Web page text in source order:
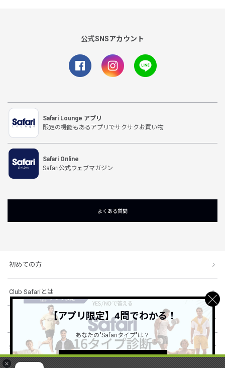
×
公式SNSアカウント
Safari Lounge アプリ
限定の機能もあるアプリでサクサクお買い物
Safari Online
Safari公式ウェブマガジン
よくある質問
初めての方
Club Safariとは
ショッピングガイド
会社概要・規約
【アプリ限定】4問でわかる！
あなたの"Safariタイプ"は？
詳しくはこちら ＞